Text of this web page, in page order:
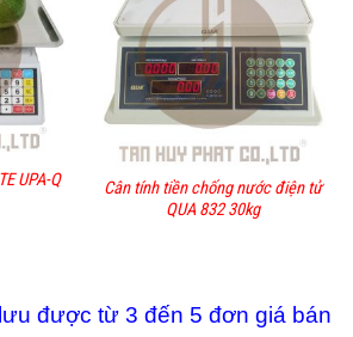
UPA-Q
Cân tính tiền chống nước điện tử
QUA 832 30kg
được từ 3 đến 5 đơn giá bán